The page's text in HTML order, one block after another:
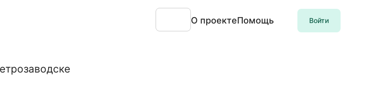
О проектеПомощь Войти